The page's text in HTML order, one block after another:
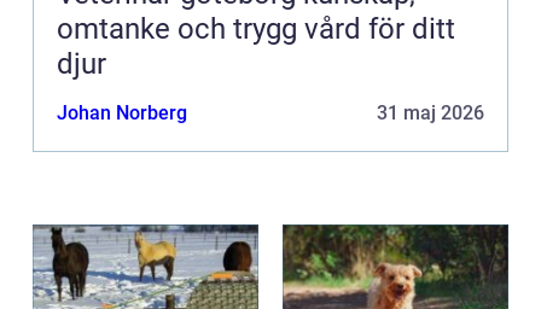
omtanke och trygg vård för ditt
djur
Johan Norberg 31 maj 2026